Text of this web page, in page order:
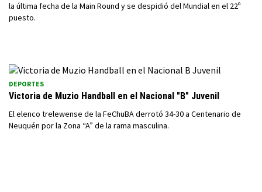
la última fecha de la Main Round y se despidió del Mundial en el 22º
puesto.
DEPORTES
Victoria de Muzio Handball en el Nacional "B" Juvenil
El elenco trelewense de la FeChuBA derrotó 34-30 a Centenario de
Neuquén por la Zona “A” de la rama masculina.